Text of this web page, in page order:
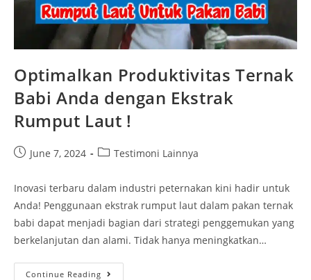
Optimalkan Produktivitas Ternak
Babi Anda dengan Ekstrak
Rumput Laut !
June 7, 2024 Testimoni Lainnya
Inovasi terbaru dalam industri peternakan kini hadir untuk
Anda! Penggunaan ekstrak rumput laut dalam pakan ternak
babi dapat menjadi bagian dari strategi penggemukan yang
berkelanjutan dan alami. Tidak hanya meningkatkan…
Continue Reading